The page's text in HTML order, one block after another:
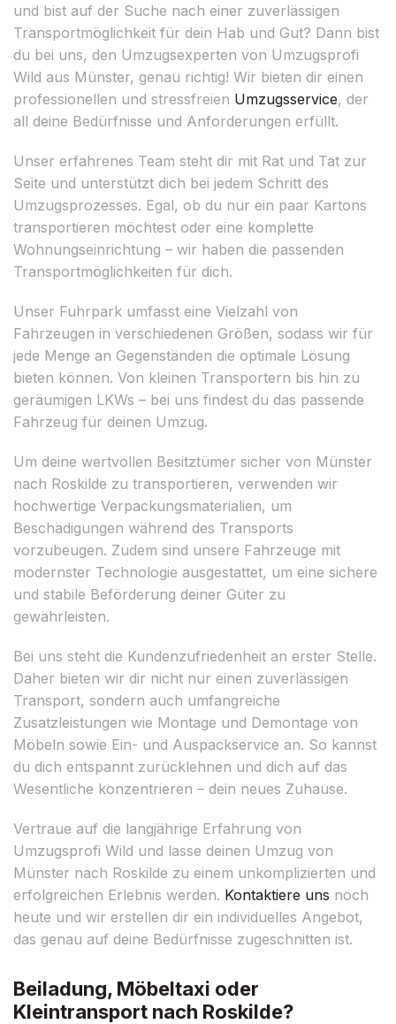
und bist auf der Suche nach einer zuverlässigen
Transportmöglichkeit für dein Hab und Gut? Dann bist
du bei uns, den Umzugsexperten von Umzugsprofi
Wild aus Münster, genau richtig! Wir bieten dir einen
professionellen und stressfreien Umzugsservice, der
all deine Bedürfnisse und Anforderungen erfüllt.
Unser erfahrenes Team steht dir mit Rat und Tat zur
Seite und unterstützt dich bei jedem Schritt des
Umzugsprozesses. Egal, ob du nur ein paar Kartons
transportieren möchtest oder eine komplette
Wohnungseinrichtung – wir haben die passenden
Transportmöglichkeiten für dich.
Unser Fuhrpark umfasst eine Vielzahl von
Fahrzeugen in verschiedenen Größen, sodass wir für
jede Menge an Gegenständen die optimale Lösung
bieten können. Von kleinen Transportern bis hin zu
geräumigen LKWs – bei uns findest du das passende
Fahrzeug für deinen Umzug.
Um deine wertvollen Besitztümer sicher von Münster
nach Roskilde zu transportieren, verwenden wir
hochwertige Verpackungsmaterialien, um
Beschädigungen während des Transports
vorzubeugen. Zudem sind unsere Fahrzeuge mit
modernster Technologie ausgestattet, um eine sichere
und stabile Beförderung deiner Güter zu
gewährleisten.
Bei uns steht die Kundenzufriedenheit an erster Stelle.
Daher bieten wir dir nicht nur einen zuverlässigen
Transport, sondern auch umfangreiche
Zusatzleistungen wie Montage und Demontage von
Möbeln sowie Ein- und Auspackservice an. So kannst
du dich entspannt zurücklehnen und dich auf das
Wesentliche konzentrieren – dein neues Zuhause.
Vertraue auf die langjährige Erfahrung von
Umzugsprofi Wild und lasse deinen Umzug von
Münster nach Roskilde zu einem unkomplizierten und
erfolgreichen Erlebnis werden. Kontaktiere uns noch
heute und wir erstellen dir ein individuelles Angebot,
das genau auf deine Bedürfnisse zugeschnitten ist.
Beiladung, Möbeltaxi oder
Kleintransport nach Roskilde?